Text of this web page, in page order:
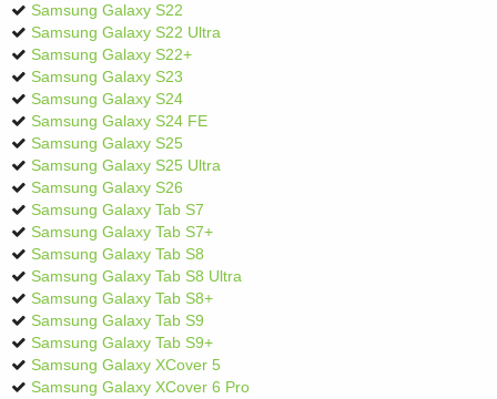
Samsung Galaxy S22
Samsung Galaxy S22 Ultra
Samsung Galaxy S22+
Samsung Galaxy S23
Samsung Galaxy S24
Samsung Galaxy S24 FE
Samsung Galaxy S25
Samsung Galaxy S25 Ultra
Samsung Galaxy S26
Samsung Galaxy Tab S7
Samsung Galaxy Tab S7+
Samsung Galaxy Tab S8
Samsung Galaxy Tab S8 Ultra
Samsung Galaxy Tab S8+
Samsung Galaxy Tab S9
Samsung Galaxy Tab S9+
Samsung Galaxy XCover 5
Samsung Galaxy XCover 6 Pro